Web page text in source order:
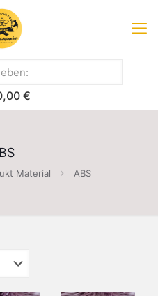
€
Material ABS